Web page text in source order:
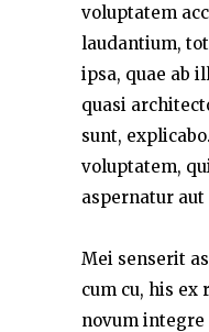
voluptatem
laudantium,
ipsa, quae ab
quasi
sunt,
voluptatem,
aspernatur
Mei senserit
cum cu, his ex
novum